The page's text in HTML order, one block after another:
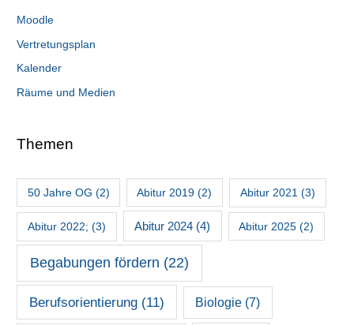
Moodle
Vertretungsplan
Kalender
Räume und Medien
Themen
50 Jahre OG (2) Abitur 2019 (2) Abitur 2021(3)
Abitur 2022; (3) Abitur 2024 (4) Abitur 2025 (2)
Begabungen fördern (22)
Berufsorientierung (11) Biologie (7)